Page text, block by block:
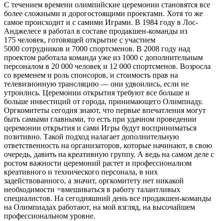
С течением времени олимпийские церемонии становятся все
более сложными и дорогостоящими проектами. Хотя то же
самое происходит и с самими Играми. В 1984 году в Лос-
Анджелесе я работал в составе продакшен-команды из
175 человек, готовящей открытие с участием
5000 сотрудников и 7000 спортсменов. В 2008 году над
проектом работала команда уже из 1000 с дополнительным
персоналом в 20 000 человек и 12 000 спортсменов. Возросла
со временем и роль спонсоров, и стоимость прав на
телевизионную трансляцию — они удвоились, если не
утроились. Церемонии открытия требуют все больше и
больше инвестиций от города, принимающего Олимпиаду.
Оргкомитеты сегодня знают, что первые впечатления могут
быть самыми главными, то есть при удачном проведении
церемонии открытия и сами Игры будут восприниматься
позитивно. Такой подход налагает дополнительную
ответственность на организаторов, которые начинают, в свою
очередь, давить на креативную группу. А ведь на самом деле с
ростом важности церемоний растет и профессионализм
креативного и технического персонала, в них
задействованного, а значит, оргкомитету нет никакой
необходимости =вмешиваться в работу талантливых
специалистов. На сегодняшний день все продакшен-команды
на Олимпиадах работают, на мой взгляд, на высочайшем
профессиональном уровне.